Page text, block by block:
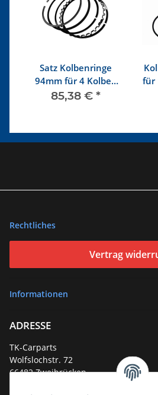
Satz Kolbenringe
94mm für 4 Kolben
1,9l - 2,0l
85,38 € *
für
Rechtliches
Vertrag
Informationen
ADRESSE
TK-Carparts
Wolfslochstr. 72
66482 Zweibrücken